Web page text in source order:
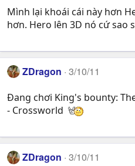
Mình lại khoái cái này hơn
hơn. Hero lên 3D nó cứ sao
ZDragon 3/10/11
Đang chơi King's bounty:
- Crossworld
ZDragon 3/10/11